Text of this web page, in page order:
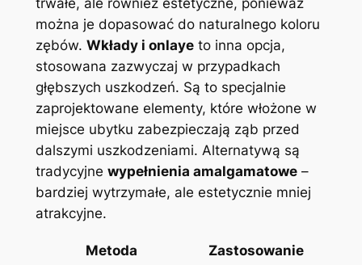
można je dopasować do naturalnego koloru
zębów. Wkłady i onlayeto inna opcja,
stosowana zazwyczaj w przypadkach
głębszych uszkodzeń. Są to specjalnie
zaprojektowane elementy, które włożone w
miejsce ubytku zabezpieczają ząb przed
dalszymi uszkodzeniami. Alternatywą są
tradycyjne wypełnienia amalgamatowe–
bardziej wytrzymałe, ale estetycznie mniej
atrakcyjne.
Metoda
Zastosowanie